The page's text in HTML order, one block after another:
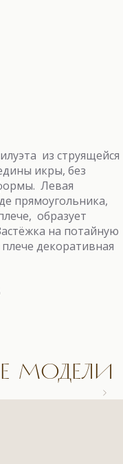
из струящейся
икры, без
Левая
прямоугольника,
образует
на потайную
декоративная
МОДЕЛИ
(3)